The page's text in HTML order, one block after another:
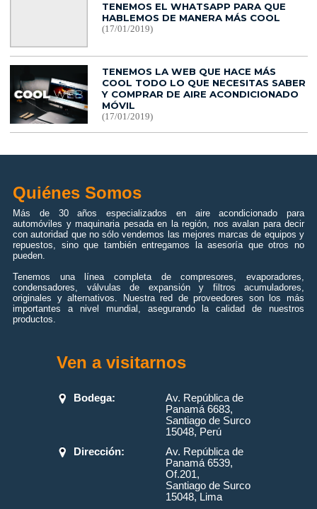
TENEMOS EL WHATSAPP PARA QUE
HABLEMOS DE MANERA MÁS COOL
(17/01/2019)
TENEMOS LA WEB QUE HACE MÁS
COOL TODO LO QUE NECESITAS SABER
Y COMPRAR DE AIRE ACONDICIONADO
MÓVIL
(17/01/2019)
Quiénes Somos
Más de 30 años especializados en aire acondicionado para
automóviles y maquinaria pesada en la región, nos avalan para decir
con autoridad que no sólo vendemos las mejores marcas de equipos y
repuestos, sino que también entregamos la asesoría que otros no
pueden.
Tenemos una línea completa de compresores, evaporadores,
condensadores, válvulas de expansión y filtros acumuladores,
originales y alternativos. Nuestra red de proveedores son los más
importantes a nivel mundial, asegurando la calidad de nuestros
productos.
Ven a visitarnos
Bodega:
Av. República de
Panamá 6683,
Santiago de Surco
15048, Perú
Dirección:
Av. República de
Panamá 6539,
Of.201,
Santiago de Surco
15048, Lima